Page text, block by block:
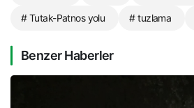
# Tutak-Patnos yolu # tuzlama
Benzer Haberler